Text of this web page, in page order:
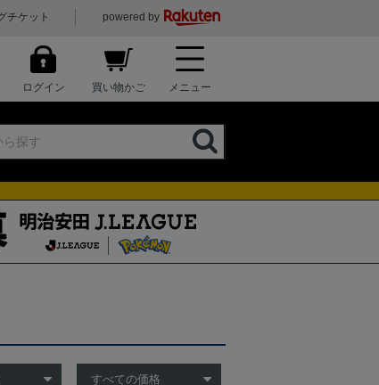
チケット powered by
ログイン 買い物かご メニュー